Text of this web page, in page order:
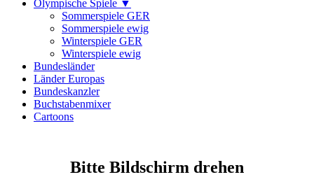
Olympische Spiele ▼
Sommerspiele GER
Sommerspiele ewig
Winterspiele GER
Winterspiele ewig
Bundesländer
Länder Europas
Bundeskanzler
Buchstabenmixer
Cartoons
Bitte Bildschirm drehen